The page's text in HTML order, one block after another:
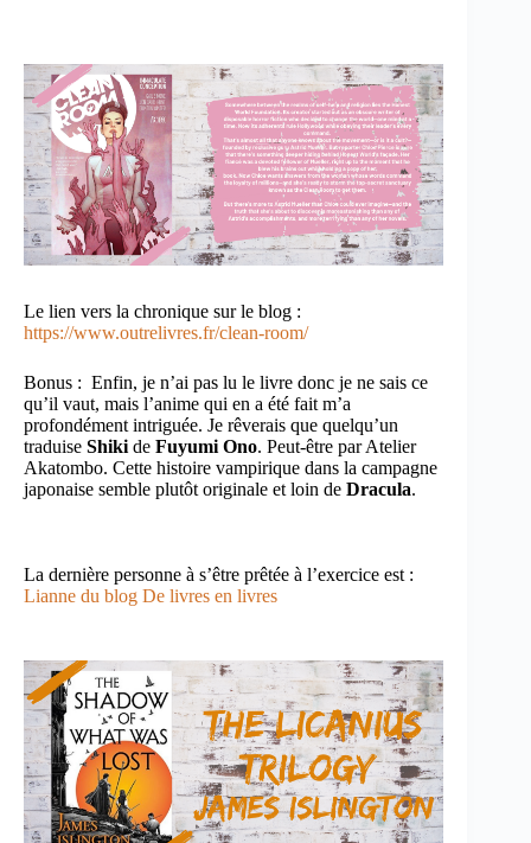
Le lien vers la chronique sur le blog :
https://www.outrelivres.fr/clean-room/
Bonus : Enfin, je n’ai pas lu le livre donc je ne sais ce
qu’il vaut, mais l’anime qui en a été fait m’a
profondément intriguée. Je rêverais que quelqu’un
traduise Shiki de Fuyumi Ono. Peut-être par Atelier
Akatombo. Cette histoire vampirique dans la campagne
japonaise semble plutôt originale et loin de Dracula.
La dernière personne à s’être prêtée à l’exercice est :
Lianne du blog De livres en livres